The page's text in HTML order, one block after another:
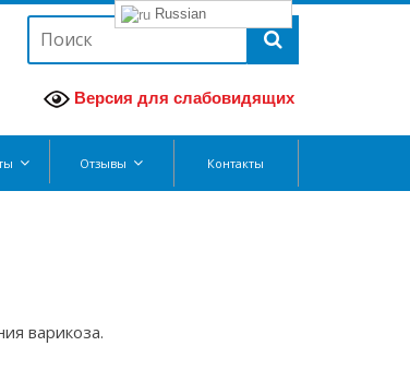
Версия для слабовидящих
Отзывы Контакты
варикоза.
Russian